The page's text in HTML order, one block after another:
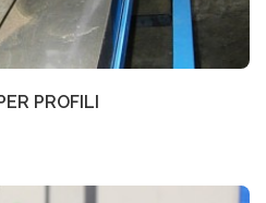
PROFILI